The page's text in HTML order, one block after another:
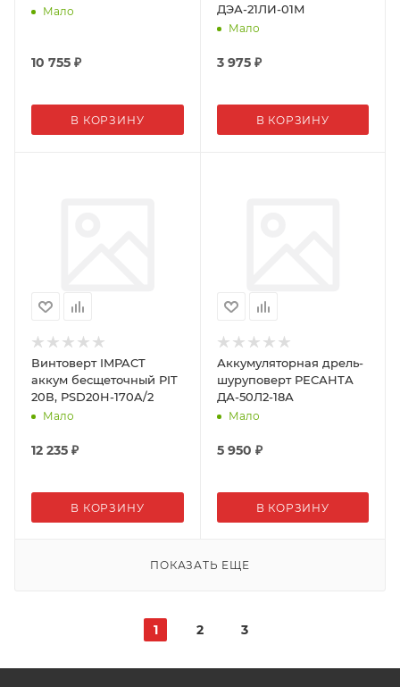
Мало
10 755 ₽
В КОРЗИНУ
ДЭА-21ЛИ-01М
Мало
3 975₽
В КОРЗИНУ
Винтоверт IMPACT
аккум бесщеточный PIT
20В, PSD20H-170A/2
Мало
12 235 ₽
В КОРЗИНУ
Аккумуляторная дрель-
шуруповерт РЕСАНТА
ДА-50Л2-18А
Мало
5 950 ₽
В КОРЗИНУ
ПОКАЗАТЬ ЕЩЕ
1 2 3